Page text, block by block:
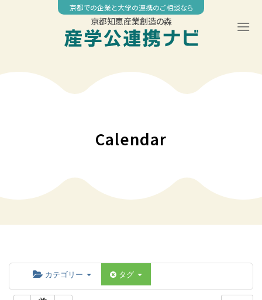
京都での企業と大学の連携のご相談なら
京都知恵産業創造の森
Calendar
カテゴリー タグ
04:00